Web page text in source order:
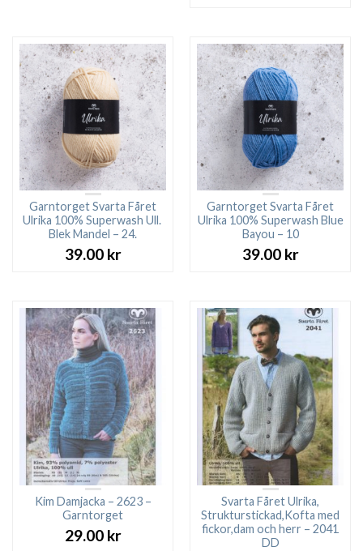
Garntorget Svarta Fåret
Ulrika 100% Superwash Ull.
Blek Mandel – 24.
39.00 kr
Garntorget Svarta Fåret
Ulrika 100% Superwash Blue
Bayou – 10
39.00 kr
Kim Damjacka – 2623 –
Garntorget
29.00 kr
Svarta Fåret Ulrika,
Strukturstickad,Kofta med
fickor,dam och herr – 2041
DD